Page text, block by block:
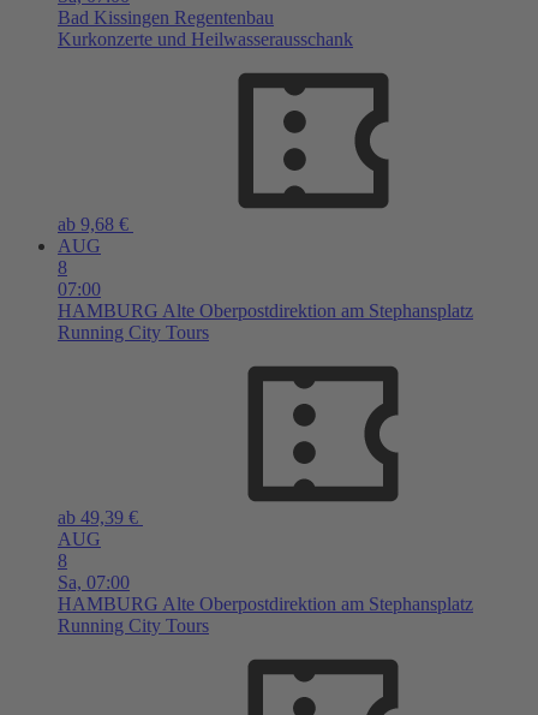
Bad Kissingen Regentenbau
Kurkonzerte und Heilwasserausschank
ab 9,68 €
AUG
8
07:00
HAMBURG Alte Oberpostdirektion am Stephansplatz
Running City Tours
ab 49,39 €
AUG
8
Sa, 07:00
HAMBURG Alte Oberpostdirektion am Stephansplatz
Running City Tours